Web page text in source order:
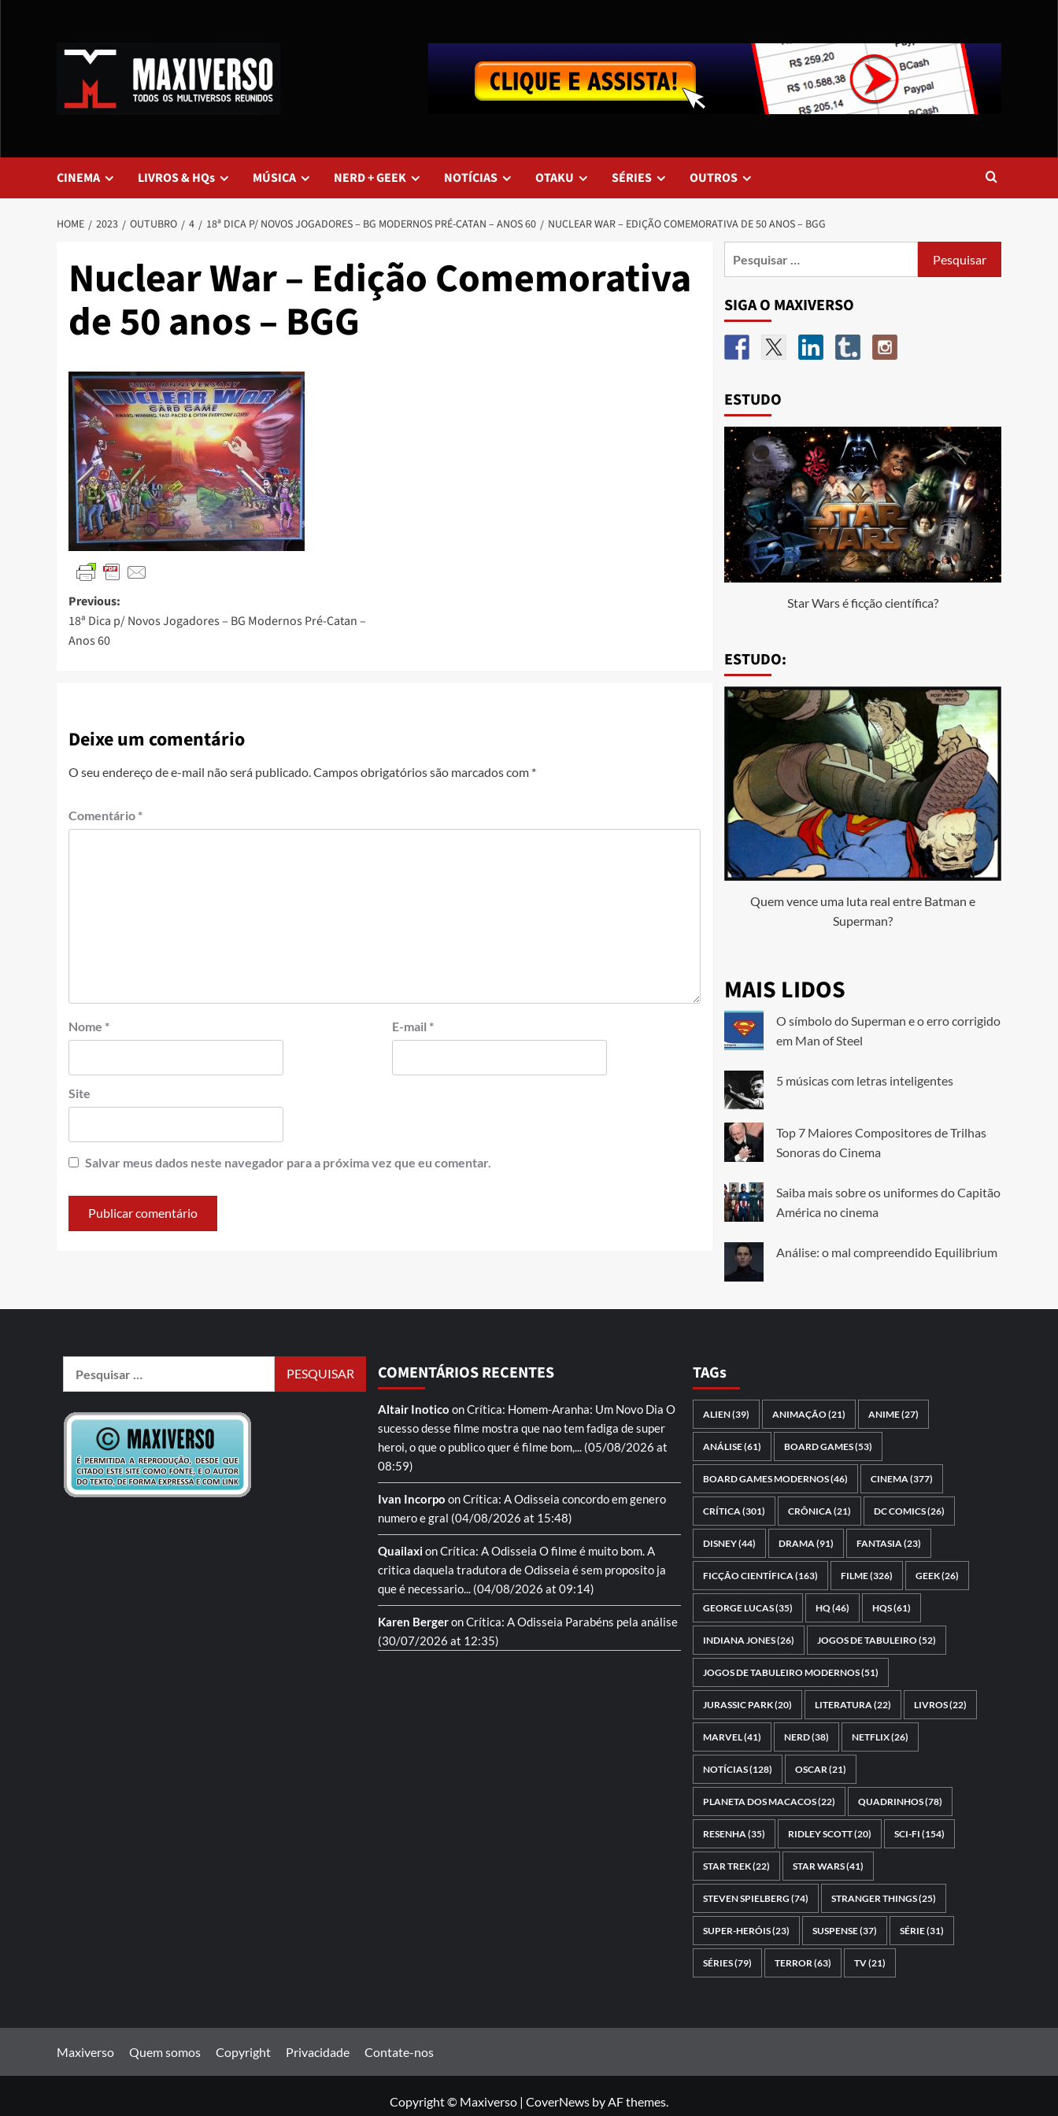
CINEMA LIVROS & HQs MÚSICA NERD + GEEK NOTÍCIAS OTAKU SÉRIES OUTROS
HOME 2023 OUTUBRO 4 18ª DICA P/ NOVOS JOGADORES – BG MODERNOS PRÉ-CATAN – ANOS 60 NUCLEAR WAR – EDIÇÃO COMEMORATIVA DE 50 ANOS – BGG
Nuclear War – Edição Comemorativa
de 50 anos – BGG
Previous:
18ª Dica p/ Novos Jogadores – BG Modernos Pré-Catan –
Anos 60
Deixe um comentário
O seu endereço de e-mail não será publicado.Campos obrigatórios são marcados com *
Comentário *
Nome * E-mail *
Site
Salvar meus dados neste navegador para a próxima vez que eu comentar.
SIGA O MAXIVERSO
ESTUDO
Star Wars é ficção científica?
ESTUDO:
Quem vence uma luta real entre Batman e
Superman?
MAIS LIDOS
O símbolo do Superman e o erro corrigido
em Man of Steel
5 músicas com letras inteligentes
Top 7 Maiores Compositores de Trilhas
Sonoras do Cinema
Saiba mais sobre os uniformes do Capitão
América no cinema
Análise: o mal compreendido Equilibrium
COMENTÁRIOS RECENTES
Altair Inotico onCrítica: Homem-Aranha: Um Novo Dia O
sucesso desse filme mostra que nao tem fadiga de super
heroi, o que o publico quer é filme bom,... (05/08/2026 at
08:59)
Ivan Incorpo onCrítica: A Odisseia concordo em genero
numero e gral (04/08/2026 at 15:48)
QuailaxionCrítica: A Odisseia O filme é muito bom. A
critica daquela tradutora de Odisseia é sem proposito ja
que é necessario... (04/08/2026 at 09:14)
Karen BergeronCrítica: A Odisseia Parabéns pela análise
(30/07/2026 at 12:35)
TAGs
ALIEN(39) ANIMAÇÃO(21) ANIME(27)
ANÁLISE(61) BOARD GAMES(53)
BOARD GAMES MODERNOS(46) CINEMA (377)
CRÍTICA (301) CRÔNICA (21) DC COMICS(26)
DISNEY(44) DRAMA (91) FANTASIA (23)
FICÇÃO CIENTÍFICA (163) FILME(326) GEEK(26)
GEORGE LUCAS(35) HQ(46) HQS(61)
INDIANA JONES(26) JOGOS DE TABULEIRO(52)
JOGOS DE TABULEIRO MODERNOS(51)
JURASSIC PARK(20) LITERATURA (22) LIVROS(22)
MARVEL(41) NERD(38) NETFLIX(26)
NOTÍCIAS(128) OSCAR (21)
PLANETA DOS MACACOS(22) QUADRINHOS(78)
RESENHA (35) RIDLEY SCOTT(20) SCI-FI (154)
STAR TREK(22) STAR WARS(41)
STEVEN SPIELBERG (74) STRANGER THINGS(25)
SUPER-HERÓIS(23) SUSPENSE(37) SÉRIE(31)
SÉRIES(79) TERROR (63) TV(21)
Maxiverso Quem somos Copyright Privacidade Contate-nos
Copyright © Maxiverso | CoverNews by AF themes.